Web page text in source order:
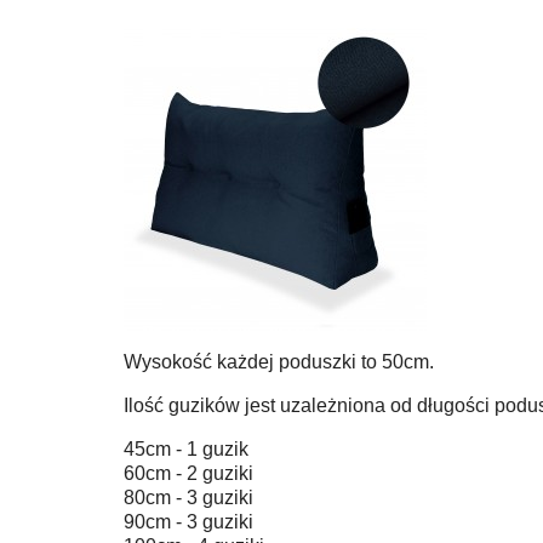
Wysokość każdej poduszki to 50cm.
Ilość guzików jest uzależniona od długości
45cm - 1 guzik
60cm - 2 guziki
80cm - 3 guziki
90cm - 3 guziki